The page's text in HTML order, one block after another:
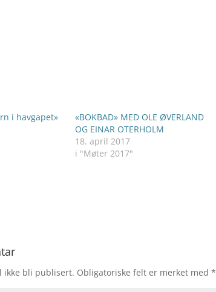
i havgapet»
«BOKBAD» MED OLE ØVERLAND
OG EINAR OTERHOLM
18. april 2017
i "Møter 2017"
ikke bli publisert. Obligatoriske felt er merket med*